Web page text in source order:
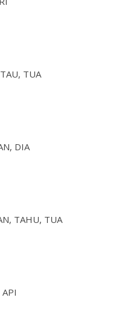
TUA
DIA
TAHU, TUA